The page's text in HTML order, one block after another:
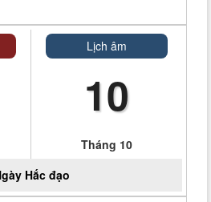
Lịch âm
10
Tháng 10
Hắc đạo